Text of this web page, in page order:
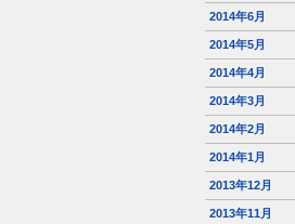
2014年6月
2014年5月
2014年4月
2014年3月
2014年2月
2014年1月
2013年12月
2013年11月